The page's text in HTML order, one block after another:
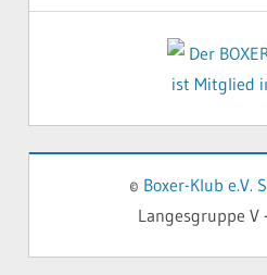
© Boxer-Klub e.V.
Langesgruppe V